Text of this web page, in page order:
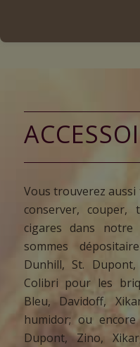
Vous trouverez
conserver,
cigares dans
sommes
Dunhill, St.
Colibri pour les
Bleu, Davidoff,
humidor; ou
Dupont, Zino,